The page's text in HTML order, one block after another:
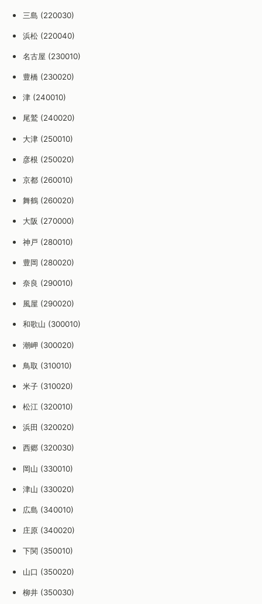
三島 (220030)
浜松 (220040)
名古屋 (230010)
豊橋 (230020)
津 (240010)
尾鷲 (240020)
大津 (250010)
彦根 (250020)
京都 (260010)
舞鶴 (260020)
大阪 (270000)
神戸 (280010)
豊岡 (280020)
奈良 (290010)
風屋 (290020)
和歌山 (300010)
潮岬 (300020)
鳥取 (310010)
米子 (310020)
松江 (320010)
浜田 (320020)
西郷 (320030)
岡山 (330010)
津山 (330020)
広島 (340010)
庄原 (340020)
下関 (350010)
山口 (350020)
柳井 (350030)